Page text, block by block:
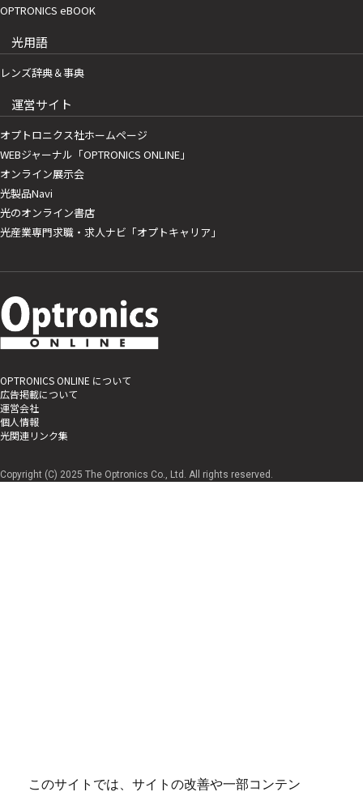
このサイトでは、サイトの改善や一部コンテン
OPTRONICS eBOOK
光用語
レンズ辞典＆事典
運営サイト
オプトロニクス社ホームページ
WEBジャーナル「OPTRONICS ONLINE」
オンライン展示会
光製品Navi
光のオンライン書店
光産業専門求職・求人ナビ「オプトキャリア」
OPTRONICS ONLINE について
広告掲載について
運営会社
個人情報
光関連リンク集
Copyright (C) 2025 The Optronics Co., Ltd. All rights reserved.